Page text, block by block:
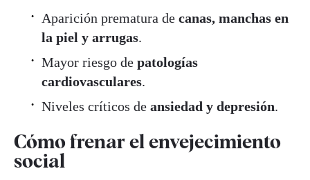
Aparición prematura de canas, manchas en
la piel y arrugas.
Mayor riesgo de patologías
cardiovasculares.
Niveles críticos de ansiedad y depresión.
Cómo frenar el envejecimiento
social